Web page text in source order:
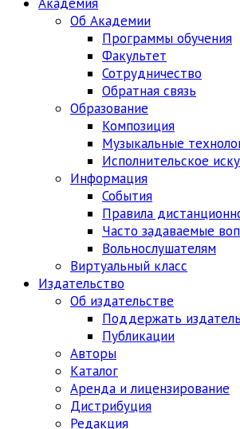
Об Академии
Программы обучения
Факультет
Сотрудничество
Обратная связь
Образование
Композиция
Музыкальные
Исполнительское
Информация
События
Правила
Часто задаваемые
Вольнослушателям
Виртуальный класс
Издательство
Об издательстве
Поддержать
Публикации
Авторы
Каталог
Аренда и лицензирование
Дистрибуция
Редакция